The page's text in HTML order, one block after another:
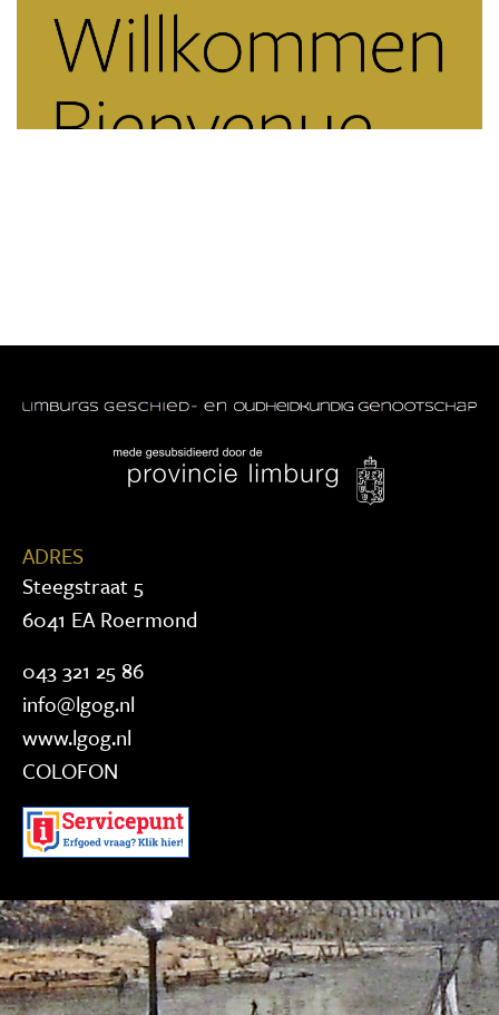
ADRES
Steegstraat 5
6041 EA Roermond
043 321 25 86
info@lgog.nl
www.lgog.nl
COLOFON